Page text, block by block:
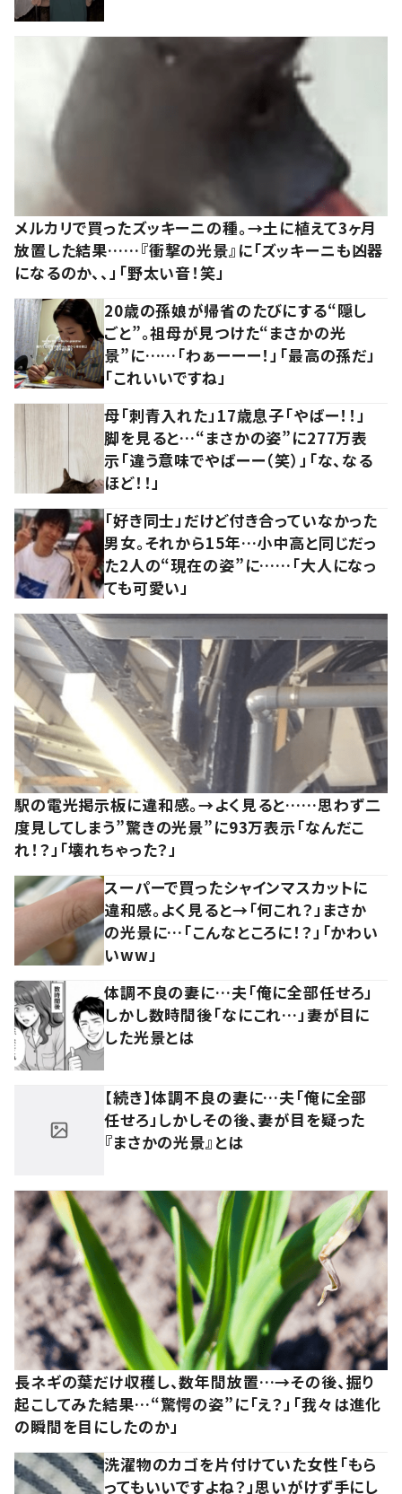
メルカリで買ったズッキーニの種。→土に植えて3ヶ月
放置した結果……『衝撃の光景』に「ズッキーニも凶器
になるのか、、」「野太い音！笑」
20歳の孫娘が帰省のたびにする“隠し
ごと”。祖母が見つけた“まさかの光
景”に……「わぁーーー！」「最高の孫だ」
「これいいですね」
母「刺青入れた」17歳息子「やばー！！」
脚を見ると…“まさかの姿”に277万表
示「違う意味でやばーー（笑）」「な、なる
ほど！！」
「好き同士」だけど付き合っていなかった
男女。それから15年…小中高と同じだっ
た2人の“現在の姿”に……「大人になっ
ても可愛い」
駅の電光掲示板に違和感。→よく見ると……思わず二
度見してしまう”驚きの光景”に93万表示「なんだこ
れ！？」「壊れちゃった？」
スーパーで買ったシャインマスカットに
違和感。よく見ると→「何これ？」まさか
の光景に…「こんなところに！？」「かわい
いww」
体調不良の妻に…夫「俺に全部任せろ」
しかし数時間後「なにこれ…」妻が目に
した光景とは
【続き】体調不良の妻に…夫「俺に全部
任せろ」しかしその後、妻が目を疑った
『まさかの光景』とは
長ネギの葉だけ収穫し、数年間放置…→その後、掘り
起こしてみた結果…“驚愕の姿”に「え？」「我々は進化
の瞬間を目にしたのか」
洗濯物のカゴを片付けていた女性「もら
ってもいいですよね？」思いがけず手にし